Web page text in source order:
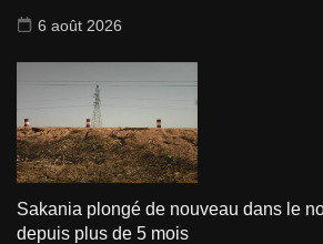
6 août 2026
Sakania plongé de nouveau dans le
depuis plus de 5 mois